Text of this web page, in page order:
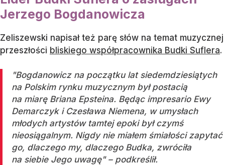
Jerzego Bogdanowicza
Zeliszewski napisał też parę słów na temat muzycznej
przeszłości bliskiego współpracownika Budki Suflera.
"Bogdanowicz na początku lat siedemdziesiątych
na Polskim rynku muzycznym był postacią
na miarę Briana Epsteina. Będąc impresario Ewy
Demarczyk i Czesława Niemena, w umysłach
młodych artystów tamtej epoki był czymś
nieosiągalnym. Nigdy nie miałem śmiałości zapytać
go, dlaczego my, dlaczego Budka, zwróciła
na siebie Jego uwagę" – podkreślił.